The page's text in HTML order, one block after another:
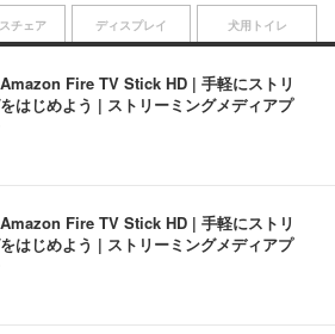
Amazon Fire TV Stick HD | 手軽にストリ
はじめよう | ストリーミングメディアプ
Amazon Fire TV Stick HD | 手軽にストリ
はじめよう | ストリーミングメディアプ
チェア ディスプレイ 犬用トイレ